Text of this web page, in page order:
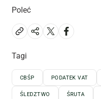
Poleć
Tagi
CBŚP PODATEK VAT
ŚLEDZTWO ŚRUTA